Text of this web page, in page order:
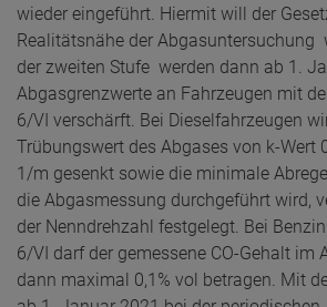
wieder eingeführt. Hiermit will der
Realitätsnähe der Abgasuntersuchung
der zweiten Stufe werden dann ab 1.
Abgasgrenzwerte an Fahrzeugen mit
6/VI verschärft. Bei Dieselfahrzeugen
Trübungswert des Abgases von k-Wert
1/m gesenkt sowie die minimale
die Abgasmessung durchgeführt wird,
der Nenndrehzahl festgelegt. Bei
6/VI darf der gemessene CO-Gehalt im
dann maximal 0,1% vol betragen. Mit